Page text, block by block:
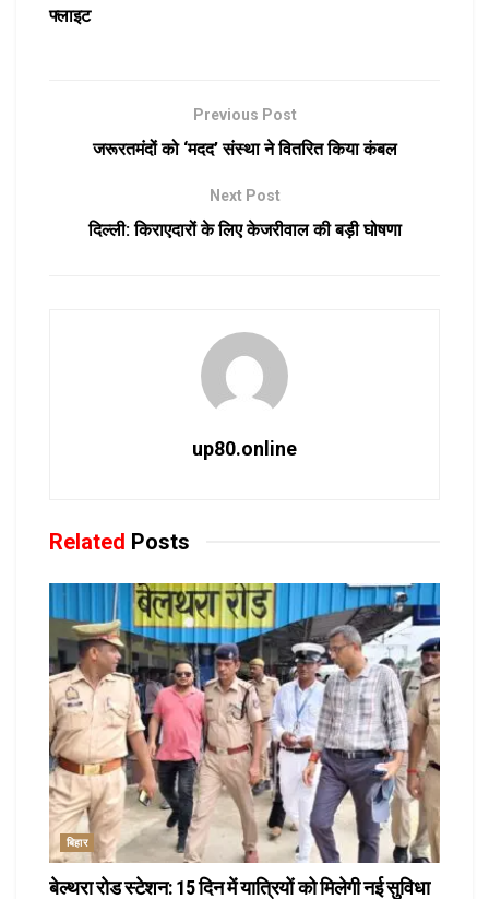
फ्लाइट
Previous Post
जरूरतमंदों को ‘मदद’ संस्था ने वितरित किया कंबल
Next Post
दिल्ली: किराएदारों के लिए केजरीवाल की बड़ी घोषणा
up80.online
Related Posts
बिहार
बेल्थरा रोड स्टेशन: 15 दिन में यात्रियों को मिलेगी नई सुविधा